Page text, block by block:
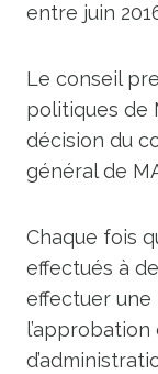
entre juin
Le conseil
politiques de
décision du
général de
Chaque fois
effectués à
effectuer une